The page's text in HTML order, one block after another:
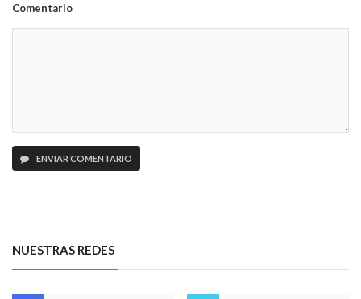
Comentario
ENVIAR COMENTARIO
NUESTRAS REDES